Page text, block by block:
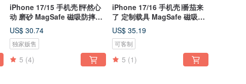
iPhone 17/15 手机壳∣怦然心
动 磨砂 MagSafe 磁吸防摔手
机壳
US$ 30.74
独家贩售
5 (4)
iPhone 17/16 手机壳∣番茄来
了 定制载具 MagSafe 磁吸手
机壳
US$ 35.19
可客制
5 (1)